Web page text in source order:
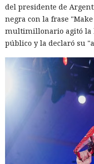
del presidente de
negra con la frase
multimillonario agitó la
público y la declaró su